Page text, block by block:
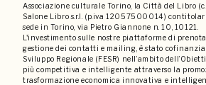
Associazione culturale Torino, la Città del Libro
Salone Libro s.r.l. (p.iva 12057500014)
sede in Torino, via Pietro Giannone n. 10, 10121.
L'investimento sulle nostre piattaforme di
gestione dei contatti e mailing, è stato
Sviluppo Regionale (FESR) nell’ambito
più competitiva e intelligente attraverso la
trasformazione economica innovativa e